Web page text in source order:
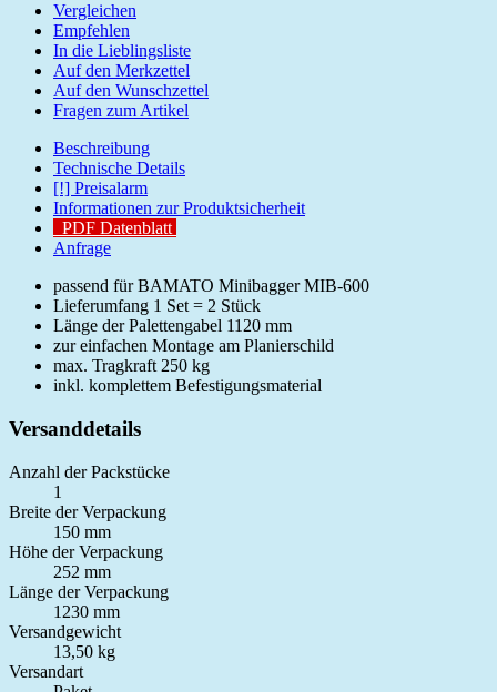
Vergleichen
Empfehlen
In die Lieblingsliste
Auf den Merkzettel
Auf den Wunschzettel
Fragen zum Artikel
Beschreibung
Technische Details
[!] Preisalarm
Informationen zur Produktsicherheit
PDF Datenblatt
Anfrage
passend für BAMATO Minibagger MIB-600
Lieferumfang 1 Set = 2 Stück
Länge der Palettengabel 1120 mm
zur einfachen Montage am Planierschild
max. Tragkraft 250 kg
inkl. komplettem Befestigungsmaterial
Versanddetails
Anzahl der Packstücke
1
Breite der Verpackung
150 mm
Höhe der Verpackung
252 mm
Länge der Verpackung
1230 mm
Versandgewicht
13,50 kg
Versandart